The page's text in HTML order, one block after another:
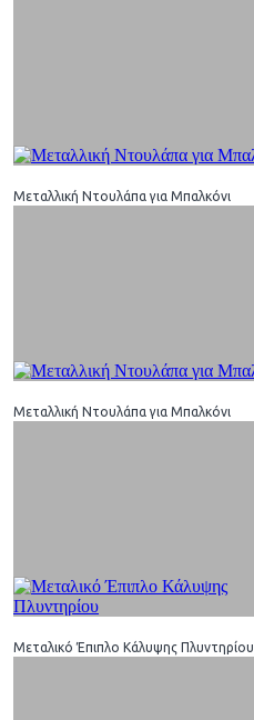
Μεταλλική Ντουλάπα για Μπαλκόνι
Μεταλλική Ντουλάπα για Μπαλκόνι
Μεταλικό Έπιπλο Κάλυψης Πλυντηρίου